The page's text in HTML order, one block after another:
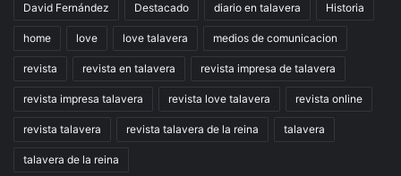
David Fernández Destacado diario en talavera Historia
home love love talavera medios de comunicacion
revista revista en talavera revista impresa de talavera
revista impresa talavera revista love talavera revista online
revista talavera revista talavera de la reina talavera
talavera de la reina